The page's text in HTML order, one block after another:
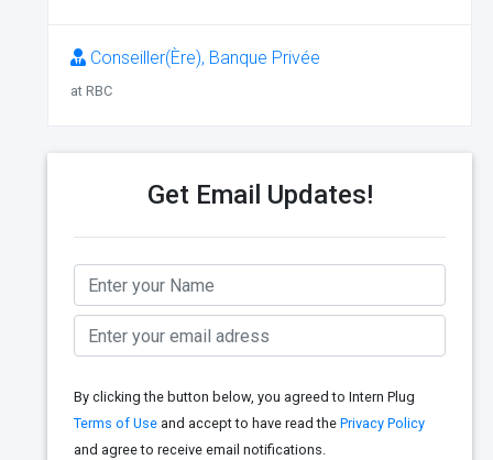
Conseiller(Ère), Banque Privée
at RBC
Get Email Updates!
By clicking the button below, you agreed to Intern Plug
Terms of Use and accept to have read the Privacy Policy
and agree to receive email notifications.